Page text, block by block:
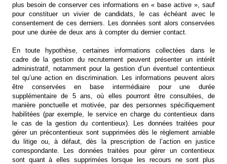
plus besoin de conserver ces informations en « base active », sauf
pour constituer un vivier de candidats, le cas échéant avec le
consentement de ces derniers. Les données sont alors conservées
pour une durée de deux ans à compter du dernier contact.
En toute hypothèse, certaines informations collectées dans le
cadre de la gestion du recrutement peuvent présenter un intérêt
administratif, notamment pour la gestion d’un éventuel contentieux
tel qu’une action en discrimination. Les informations peuvent alors
être conservées en base intermédiaire pour une durée
supplémentaire de 5 ans, où elles pourront être consultées, de
manière ponctuelle et motivée, par des personnes spécifiquement
habilitées (par exemple, le service en charge du contentieux dans
le cas de la gestion du contentieux). Les données traitées pour
gérer un précontentieux sont supprimées dès le règlement amiable
du litige ou, à défaut, dès la prescription de l’action en justice
correspondante. Les données traitées pour gérer un contentieux
sont quant à elles supprimées lorsque les recours ne sont plus